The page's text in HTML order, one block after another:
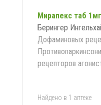
Мирапекс таб
Берингер
Дофаминовых
рецепторов
Найдено в 1 аптеке